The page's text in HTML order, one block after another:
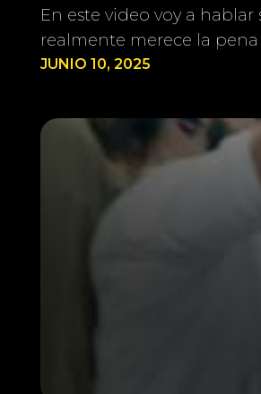
En este video voy a
realmente merece la
JUNIO 10, 2025